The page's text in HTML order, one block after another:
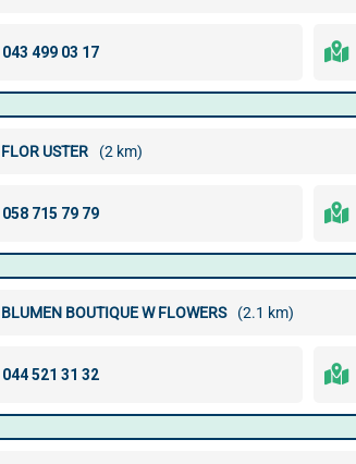
FLOR USTER (2 km)
BLUMEN BOUTIQUE W FLOWERS (2.1 km)